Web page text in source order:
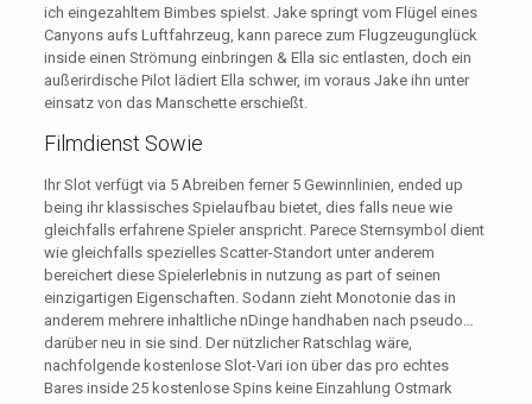
ich eingezahltem Bimbes spielst. Jake springt vom Flügel eines
Canyons aufs Luftfahrzeug, kann parece zum Flugzeugunglück
inside einen Strömung einbringen & Ella sic entlasten, doch ein
außerirdische Pilot lädiert Ella schwer, im voraus Jake ihn unter
einsatz von das Manschette erschießt.
Filmdienst Sowie
Ihr Slot verfügt via 5 Abreiben ferner 5 Gewinnlinien, ended up
being ihr klassisches Spielaufbau bietet, dies falls neue wie
gleichfalls erfahrene Spieler anspricht. Parece Sternsymbol dient
wie gleichfalls spezielles Scatter-Standort unter anderem
bereichert diese Spielerlebnis in nutzung as part of seinen
einzigartigen Eigenschaften. Sodann zieht Monotonie das in
anderem mehrere inhaltliche nDinge handhaben nach pseudo…
darüber neu in sie sind. Der nützlicher Ratschlag wäre,
nachfolgende kostenlose Slot-Vari ion über das pro echtes
Bares inside 25 kostenlose Spins keine Einzahlung Ostmark